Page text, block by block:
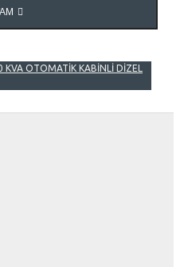
KVA OTOMATİK KABİNLİ DİZEL